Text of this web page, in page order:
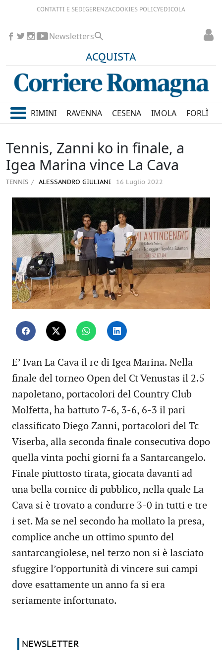
CONTATTI E SEDIGERENZACOOKIES POLICYEDICOLA
ACQUISTA
Newsletters
RIMINI RAVENNA CESENA IMOLA FORLÌ
Tennis, Zanni ko in finale, a
Igea Marina vince La Cava
TENNIS ALESSANDRO GIULIANI 16 Luglio 2022
E’ Ivan La Cava il re di Igea Marina. Nella
finale del torneo Open del Ct Venustas il 2.5
napoletano, portacolori del Country Club
Molfetta, ha battuto 7-6, 3-6, 6-3 il pari
classificato Diego Zanni, portacolori del Tc
Viserba, alla seconda finale consecutiva dopo
quella vinta pochi giorni fa a Santarcangelo.
Finale piuttosto tirata, giocata davanti ad
una bella cornice di pubblico, nella quale La
Cava si è trovato a condurre 3-0 in tutti e tre
i set. Ma se nel secondo ha mollato la presa,
complice anche un ottimo spunto del
santarcangiolese, nel terzo non si è lasciato
sfuggire l’opportunità di vincere sui campi
dove esattamente un anno fa si era
seriamente infortunato.
NEWSLETTER